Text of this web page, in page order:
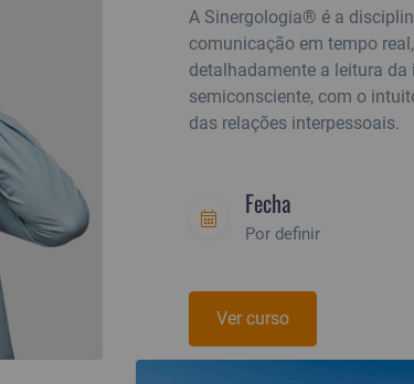
A Sinergologia® é a
comunicação em tempo
detalhadamente a leitura
semiconsciente, com o
das relações interpessoais.
Fecha
Por definir
Ver curso